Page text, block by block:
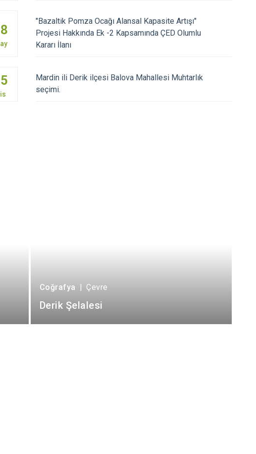
Artuklu
Konağını Yerinde İnceledi
Annesi merhume
cenaze merasimine
"Bazaltik Pomza Ocağı Alansal Kapasite Artışı"
Projesi Hakkında Ek -2 Kapsamında ÇED Olumlu
Kararı İlanı
Mardin ili Derik ilçesi Balova Mahallesi Muhtarlık
seçimi.
Coğrafya | Çevre
Derik Şelalesi